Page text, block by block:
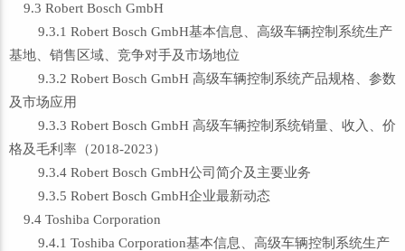
9.3 Robert Bosch GmbH
9.3.1 Robert Bosch GmbH基本信息、高级车辆控制系统生产
基地、销售区域、竞争对手及市场地位
9.3.2 Robert Bosch GmbH 高级车辆控制系统产品规格、参数
及市场应用
9.3.3 Robert Bosch GmbH 高级车辆控制系统销量、收入、价
格及毛利率（2018-2023）
9.3.4 Robert Bosch GmbH公司简介及主要业务
9.3.5 Robert Bosch GmbH企业最新动态
9.4 Toshiba Corporation
9.4.1 Toshiba Corporation基本信息、高级车辆控制系统生产